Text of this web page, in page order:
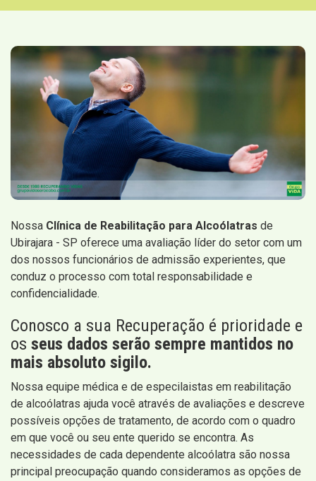
Nossa Clínica de Reabilitação para Alcoólatras de
Ubirajara - SP oferece uma avaliação líder do setor com um
dos nossos funcionários de admissão experientes, que
conduz o processo com total responsabilidade e
confidencialidade.
Conosco a sua Recuperação é prioridade e
os seus dados serão sempre mantidos no
mais absoluto sigilo.
Nossa equipe médica e de especilaistas em reabilitação
de alcoólatras ajuda você através de avaliações e descreve
possíveis opções de tratamento, de acordo com o quadro
em que você ou seu ente querido se encontra. As
necessidades de cada dependente alcoólatra são nossa
principal preocupação quando consideramos as opções de